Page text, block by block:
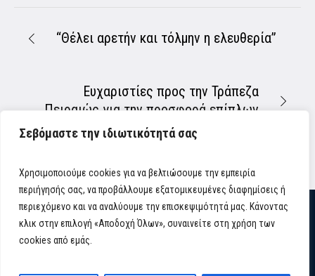
Σεβόμαστε την ιδιωτικότητά σας
Χρησιμοποιούμε cookies για να βελτιώσουμε την εμπειρία
περιήγησής σας, να προβάλλουμε εξατομικευμένες διαφημίσεις ή
περιεχόμενο και να αναλύουμε την επισκεψιμότητά μας. Κάνοντας
κλικ στην επιλογή «Αποδοχή Όλων», συναινείτε στη χρήση των
cookies από εμάς.
“Θέλει αρετήν και τόλμην η ελευθερία”
Ευχαριστίες προς την Τράπεζα
Πειραιώς για την προσφορά επίπλων